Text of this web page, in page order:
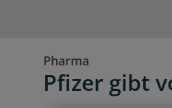
Pharma
Pfizer gibt